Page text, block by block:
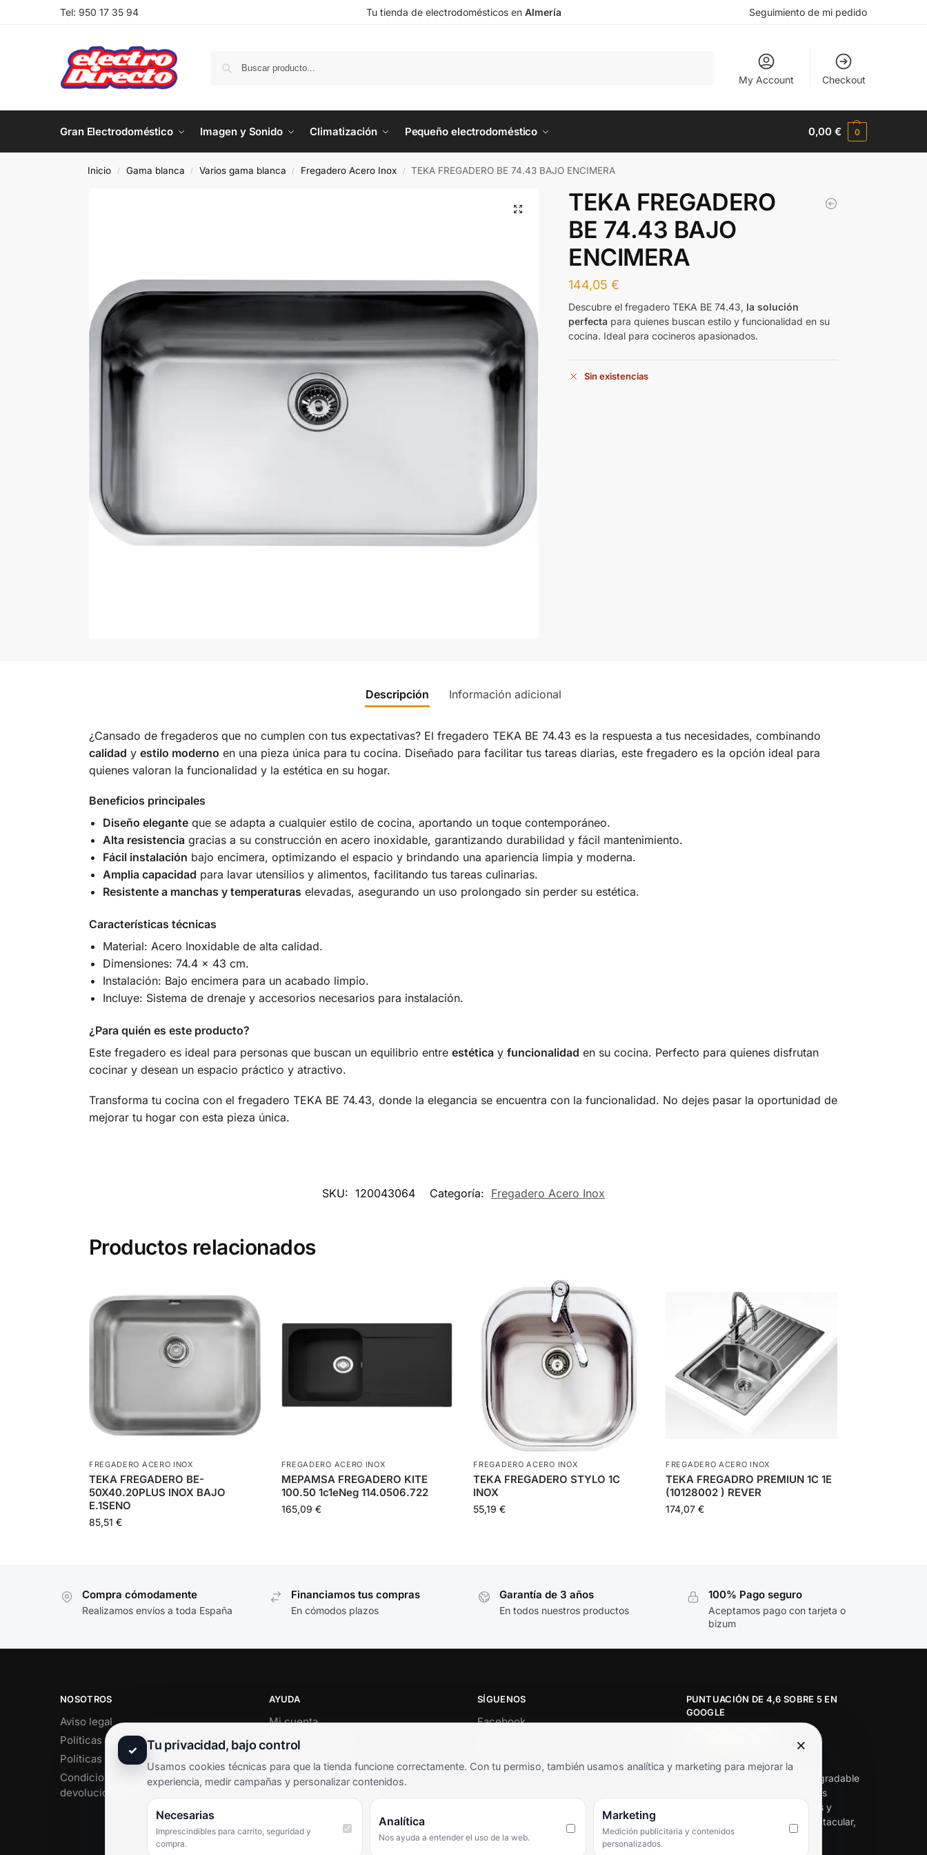
Tel: 950 17 35 94 Tu tienda de electrodomésticos en Almería Seguimiento de mi pedido
My Account Checkout
Gran Electrodoméstico Imagen y Sonido Climatización Pequeño electrodoméstico 0,00€ 0
Inicio / Gama blanca / Varios gama blanca / Fregadero Acero Inox / TEKA FREGADERO BE 74.43 BAJO ENCIMERA
TEKA FREGADERO
BE 74.43 BAJO
ENCIMERA
144,05€
Descubre el fregadero TEKA BE 74.43, la solución
perfecta para quienes buscan estilo y funcionalidad en su
cocina. Ideal para cocineros apasionados.
Sin existencias
Descripción Información adicional
¿Cansado de fregaderos que no cumplen con tus expectativas? El fregadero TEKA BE 74.43 es la respuesta a tus necesidades, combinando
calidad y estilo moderno en una pieza única para tu cocina. Diseñado para facilitar tus tareas diarias, este fregadero es la opción ideal para
quienes valoran la funcionalidad y la estética en su hogar.
Beneficios principales
Diseño eleganteque se adapta a cualquier estilo de cocina, aportando un toque contemporáneo.
Alta resistenciagracias a su construcción en acero inoxidable, garantizando durabilidad y fácil mantenimiento.
Fácil instalación bajo encimera, optimizando el espacio y brindando una apariencia limpia y moderna.
Amplia capacidad para lavar utensilios y alimentos, facilitando tus tareas culinarias.
Resistente a manchas y temperaturas elevadas, asegurando un uso prolongado sin perder su estética.
Características técnicas
Material: Acero Inoxidable de alta calidad.
Dimensiones: 74.4 x 43 cm.
Instalación: Bajo encimera para un acabado limpio.
Incluye: Sistema de drenaje y accesorios necesarios para instalación.
¿Para quién es este producto?
Este fregadero es ideal para personas que buscan un equilibrio entre estéticay funcionalidad en su cocina. Perfecto para quienes disfrutan
cocinar y desean un espacio práctico y atractivo.
Transforma tu cocina con el fregadero TEKA BE 74.43, donde la elegancia se encuentra con la funcionalidad. No dejes pasar la oportunidad de
mejorar tu hogar con esta pieza única.
SKU: 120043064 Categoría: Fregadero Acero Inox
Productos relacionados
FREGADERO ACERO INOX
TEKA FREGADERO BE-
50X40.20PLUS INOX BAJO
E.1SENO
85,51 €
FREGADERO ACERO INOX
MEPAMSA FREGADERO KITE
100.50 1c1eNeg 114.0506.722
165,09 €
FREGADERO ACERO INOX
TEKA FREGADERO STYLO 1C
INOX
55,19€
FREGADERO ACERO INOX
TEKA FREGADRO PREMIUN 1C 1E
(10128002 ) REVER
174,07€
Compra cómodamente
Realizamos envíos a toda España
Financiamos tus compras
En cómodos plazos
Garantía de 3 años
En todos nuestros productos
100% Pago seguro
Aceptamos pago con tarjeta o
bizum
NOSOTROS
Aviso legal
Políticas de privacidad
Políticas de cookies
Condiciones de envío y
devoluciones
AYUDA
Mi cuenta
Soporte al cliente
Términos y condiciones
Preguntas frecuentes
SÍGUENOS
Facebook
PUNTUACIÓN DE 4,6 SOBRE 5 EN
GOOGLE
★★★★★
«Servicio de calidad y trato agradable
con precios excelentes. Hemos
comprado en varias ocasiones y
siempre dan respuesta. Espectacular,
servicio de 10.»
✓ Tu privacidad, bajo control ×
Usamos cookies técnicas para que la tienda funcione correctamente. Con tu permiso, también usamos analítica y marketing para mejorar la
experiencia, medir campañas y personalizar contenidos.
Necesarias
Imprescindibles para carrito, seguridad y
compra.
Analítica
Nos ayuda a entender el uso de la web.
Marketing
Medición publicitaria y contenidos
personalizados.